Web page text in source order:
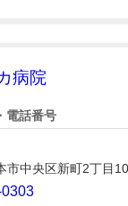
病院
電話番号
市中央区新町2丁目